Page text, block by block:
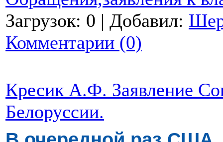
Загрузок: 0 | Добавил:
Комментарии (0)
Кресик А.Ф. Заявление
Белоруссии.